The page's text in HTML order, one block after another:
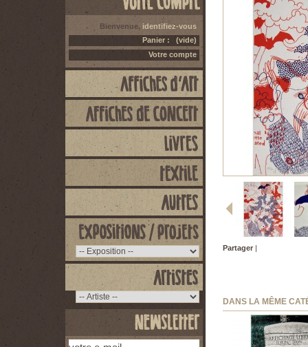
Bienvenue, identifiez-vous
Panier :
(vide)
Votre compte
Partager |
DANS LA MÊME